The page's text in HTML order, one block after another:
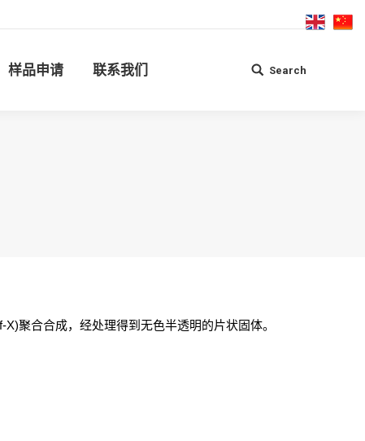
样品申请 联系我们 Search:
Search
聚合合成，经处理得到无色半透明的片状固体。
联系我们 Search:
Search